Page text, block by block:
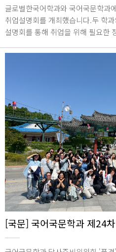
글로벌한국어학과와 국어국문학과
취업설명회를 개최했습니다.두 학
설명회를 통해 취업을 위해 필요한
호
[국문] 국어국문학과 제24